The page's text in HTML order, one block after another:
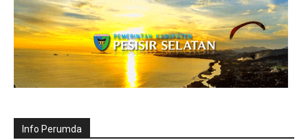
Info Perumda